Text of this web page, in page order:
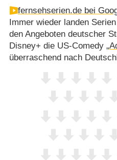
fernsehserien.de bei
Immer wieder landen
den Angeboten deutscher
Disney+ die US-Comedy
überraschend nach